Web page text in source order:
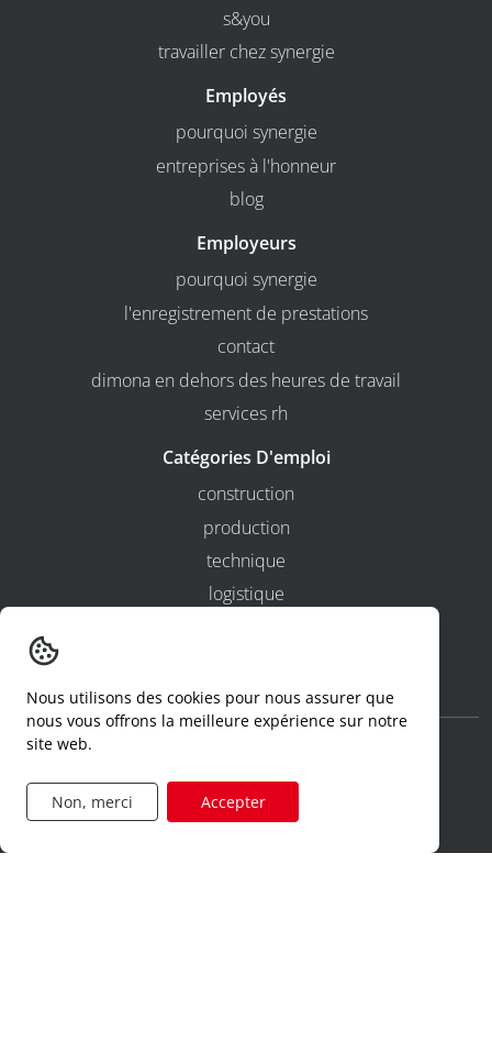
s&you
travailler chez synergie
Employés
pourquoi synergie
entreprises à l'honneur
blog
Employeurs
pourquoi synergie
l'enregistrement de prestations
contact
dimona en dehors des heures de travail
services rh
Catégories D'emploi
construction
production
technique
logistique
conditions générales d'utilisation
Nous utilisons des cookies pour nous assurer que
nous vous offrons la meilleure expérience sur notre
site web.
Non, merci Accepter